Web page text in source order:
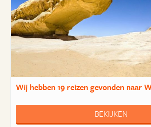
Wij hebben19 reizengevonden naar
BEKIJKEN